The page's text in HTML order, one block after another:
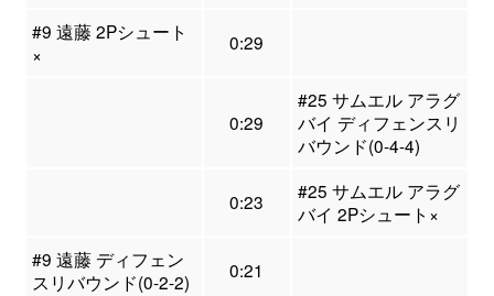
#9 遠藤 2Pシュート
×
0:29
0:29
#25 サムエル アラグ
バイ ディフェンスリ
バウンド(0-4-4)
0:23
#25 サムエル アラグ
バイ 2Pシュート×
#9 遠藤 ディフェン
スリバウンド(0-2-2)
0:21